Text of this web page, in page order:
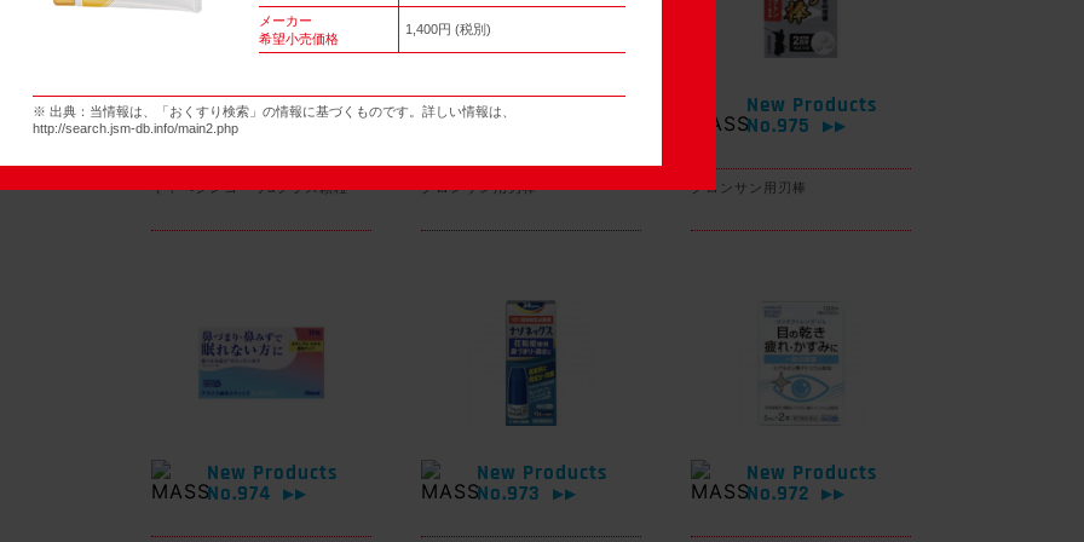
New Products
No.977
キャベジンコーワαプラス顆粒
New Products
グロンサン用刃棒
New Products
No.975
▶▶
グロンサン用刃棒
New Products
No.974
▶▶
New Products
No.973
▶▶
New Products
No.972
▶▶
メーカー
希望小売価格
1,400円 (税別)
※ 出典：当情報は、「おくすり検索」の情報に基づくものです。詳しい情報は、
http://search.jsm-db.info/main2.php